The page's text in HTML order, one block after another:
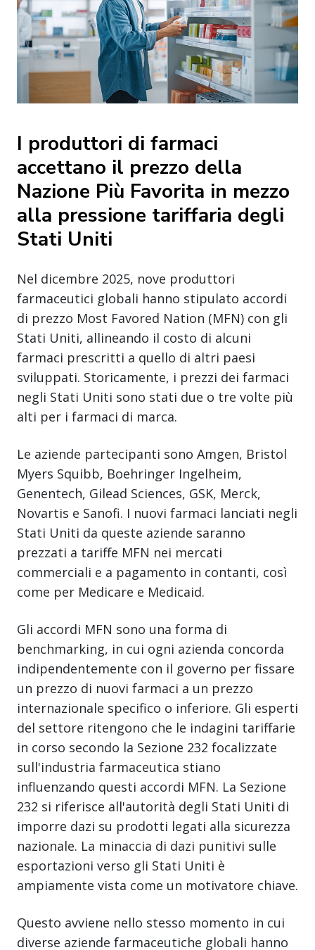
I produttori di farmaci
accettano il prezzo della
Nazione Più Favorita in mezzo
alla pressione tariffaria degli
Stati Uniti
Nel dicembre 2025, nove produttori
farmaceutici globali hanno stipulato accordi
di prezzo Most Favored Nation (MFN) con gli
Stati Uniti, allineando il costo di alcuni
farmaci prescritti a quello di altri paesi
sviluppati. Storicamente, i prezzi dei farmaci
negli Stati Uniti sono stati due o tre volte più
alti per i farmaci di marca.
Le aziende partecipanti sono Amgen, Bristol
Myers Squibb, Boehringer Ingelheim,
Genentech, Gilead Sciences, GSK, Merck,
Novartis e Sanofi. I nuovi farmaci lanciati negli
Stati Uniti da queste aziende saranno
prezzati a tariffe MFN nei mercati
commerciali e a pagamento in contanti, così
come per Medicare e Medicaid.
Gli accordi MFN sono una forma di
benchmarking, in cui ogni azienda concorda
indipendentemente con il governo per fissare
un prezzo di nuovi farmaci a un prezzo
internazionale specifico o inferiore. Gli esperti
del settore ritengono che le indagini tariffarie
in corso secondo la Sezione 232 focalizzate
sull'industria farmaceutica stiano
influenzando questi accordi MFN. La Sezione
232 si riferisce all'autorità degli Stati Uniti di
imporre dazi su prodotti legati alla sicurezza
nazionale. La minaccia di dazi punitivi sulle
esportazioni verso gli Stati Uniti è
ampiamente vista come un motivatore chiave.
Questo avviene nello stesso momento in cui
diverse aziende farmaceutiche globali hanno